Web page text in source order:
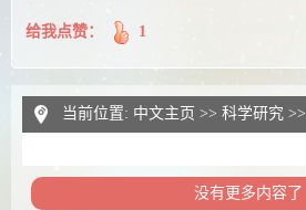
给我点赞： 1
当前位置: 中文主页 >> 科学研究 >>
没有更多内容了